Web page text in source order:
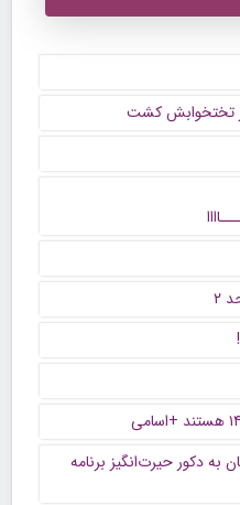
تختخوابش کشت
۲
دکور حیرت‌انگیز برنامه